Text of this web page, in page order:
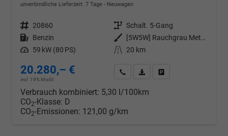
unverbindliche Lieferzeit: 7 Tage Neuwagen
Fahrzeugnr. 20860 Getriebe Schalt. 5-Gang
Kraftstoff Benzin Außenfarbe
[5W5W] Rauchgrau Metallic
Leistung 59 kW (80 PS) Kilometerstand 20 km
20.280,– €
incl. 19% MwSt.
Wir rufen Sie anPDF-Datei, Fahrzeugexposé
Verbrauch kombiniert: 5,30 l/100km
CO2-Klasse: D
CO2-Emissionen: 121,00 g/km